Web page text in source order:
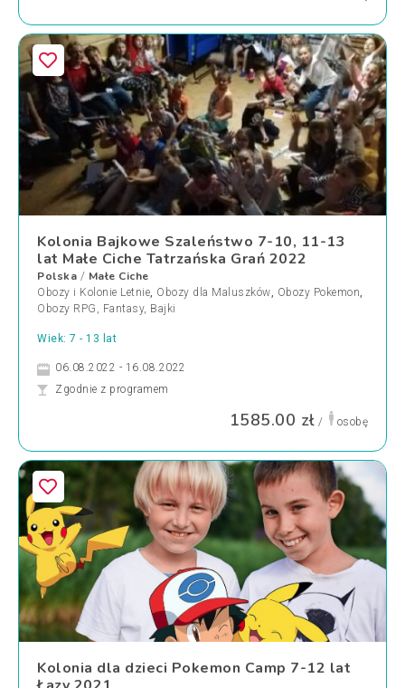
Kolonia Bajkowe Szaleństwo 7-10, 11-13
lat Małe Ciche Tatrzańska Grań 2022
Polska / Małe Ciche
Obozy i Kolonie Letnie, Obozy dla Maluszków, Obozy Pokemon,
Obozy RPG, Fantasy, Bajki
Wiek: 7 - 13 lat
06.08.2022 - 16.08.2022
Zgodnie z programem
1585.00 zł / osobę
Kolonia dla dzieci Pokemon Camp 7-12 lat